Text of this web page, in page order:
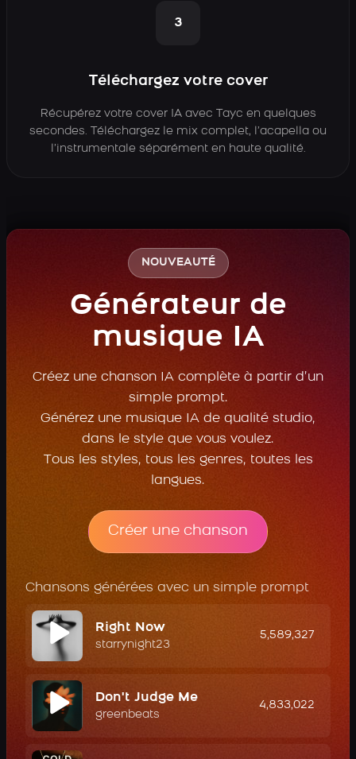
3
Téléchargez votre cover
Récupérez votre cover IA avec Tayc en quelques
secondes. Téléchargez le mix complet, l’acapella ou
l’instrumentale séparément en haute qualité.
NOUVEAUTÉ
Générateur de
musique IA
Créez une chanson IA complète à partir d’un
simple prompt.
Générez une musique IA de qualité studio,
dans le style que vous voulez.
Tous les styles, tous les genres, toutes les
langues.
Créer une chanson
Chansons générées avec un simple prompt
Right Now
starrynight23
5,589,327
Don't Judge Me
greenbeats
4,833,022